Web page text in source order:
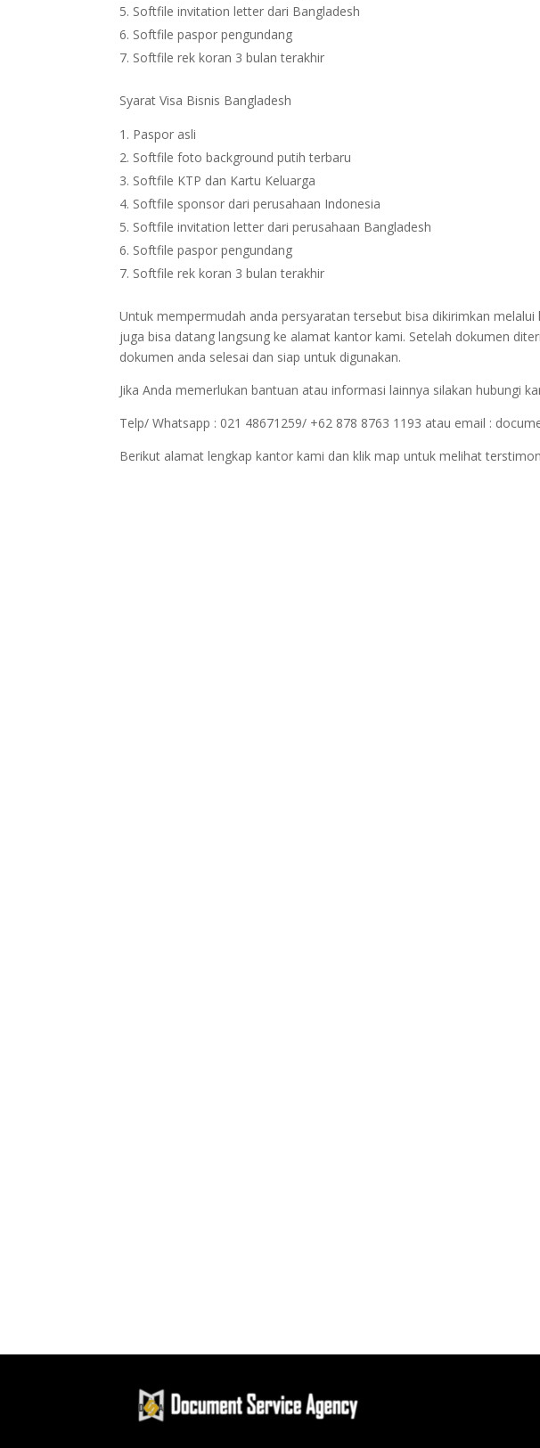
Softfile invitation letter dari Bangladesh
Softfile paspor pengundang
Softfile rek koran 3 bulan terakhir
Syarat Visa Bisnis Bangladesh
Paspor asli
Softfile foto background putih terbaru
Softfile KTP dan Kartu Keluarga
Softfile sponsor dari perusahaan Indonesia
Softfile invitation letter dari perusahaan Bangladesh
Softfile paspor pengundang
Softfile rek koran 3 bulan terakhir
Untuk mempermudah anda persyaratan tersebut bisa dikirimkan
juga bisa datang langsung ke alamat kantor kami. Setelah dokumen
dokumen anda selesai dan siap untuk digunakan.
Jika Anda memerlukan bantuan atau informasi lainnya silakan hubungi
Telp/ Whatsapp : 021 48671259/ +62 878 8763 1193 atau email :
Berikut alamat lengkap kantor kami dan klik map untuk melihat